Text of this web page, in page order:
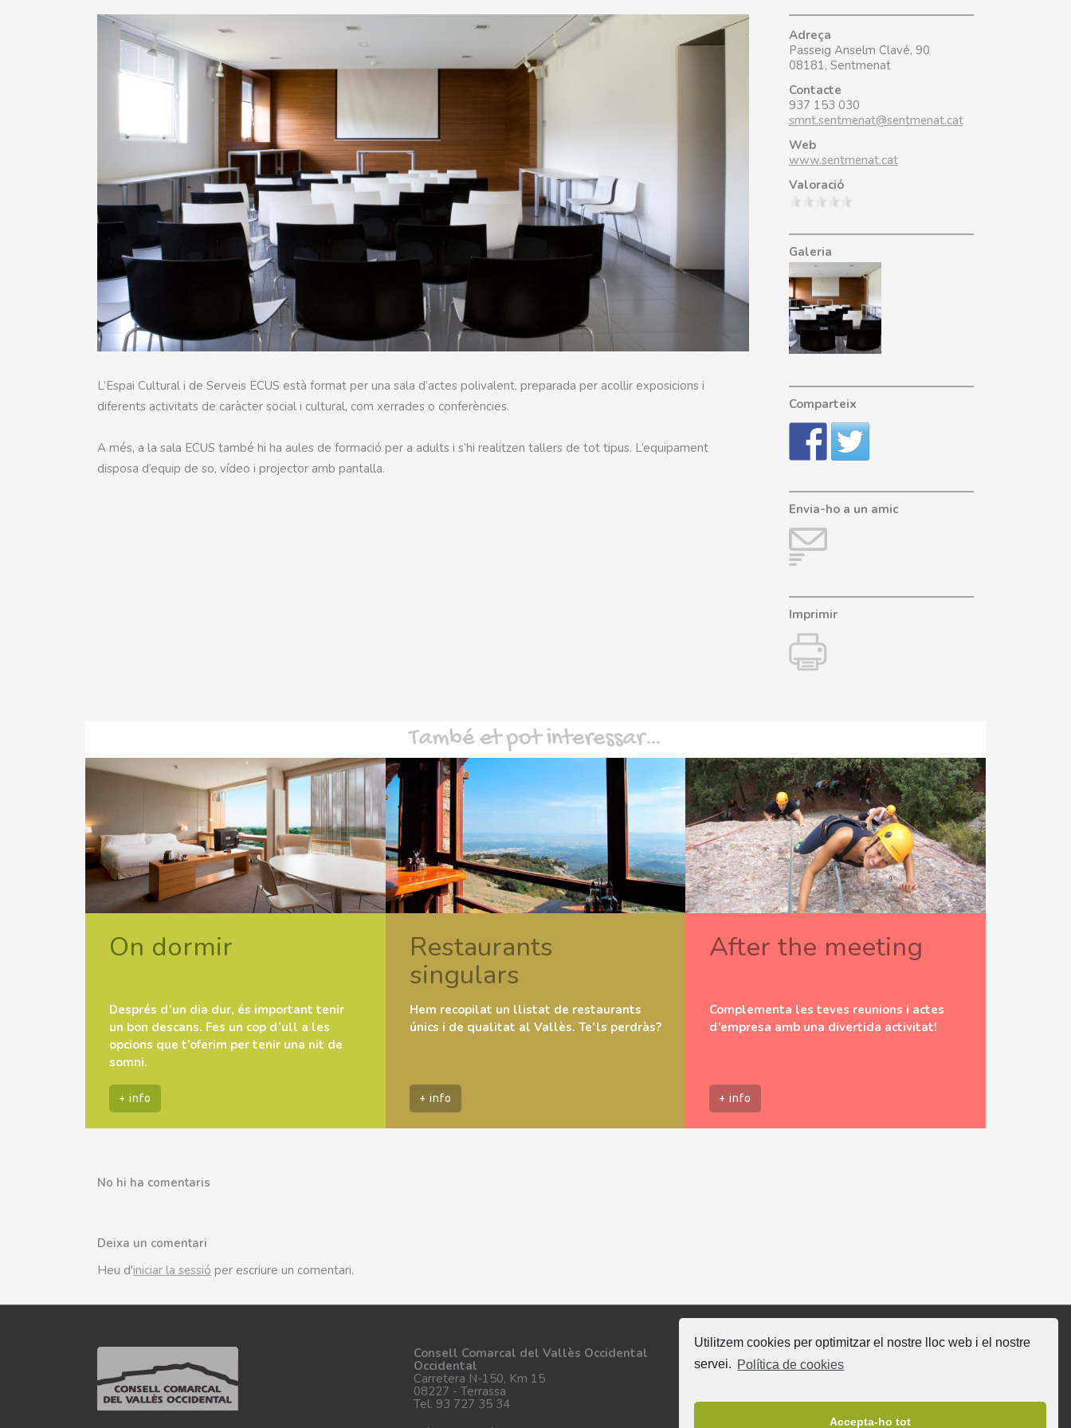
Utilitzem cookies per optimitzar el nostre lloc web i el nostre
servei. Política de cookies
Accepta-ho tot
L’Espai Cultural i de Serveis ECUS està format per una sala d’actes polivalent, preparada per acollir exposicions i
diferents activitats de caràcter social i cultural, com xerrades o conferències.
A més, a la sala ECUS també hi ha aules de formació per a adults i s’hi realitzen tallers de tot tipus. L’equipament
disposa d’equip de so, vídeo i projector amb pantalla.
Adreça
Passeig Anselm Clavé, 90
08181, Sentmenat
Contacte
937 153 030
smnt.sentmenat@sentmenat.cat
Web
www.sentmenat.cat
Valoració
Galeria
Comparteix
Envia-ho a un amic
Imprimir
També et pot interessar…
On dormir
Després d’un dia dur, és important tenir
un bon descans. Fes un cop d’ull a les
opcions que t’oferim per tenir una nit de
somni.
+ info
Restaurants
singulars
Hem recopilat un llistat de restaurants
únics i de qualitat al Vallès. Te’ls perdràs?
+ info
After the meeting
Complementa les teves reunions i actes
d’empresa amb una divertida activitat!
+ info
No hi ha comentaris
Deixa un comentari
Heu d'iniciar la sessió per escriure un comentari.
Consell Comarcal del Vallès Occidental
Occidental
Carretera N-150, Km 15
08227 - Terrassa
Tel. 93 727 35 34
Segueix-nos